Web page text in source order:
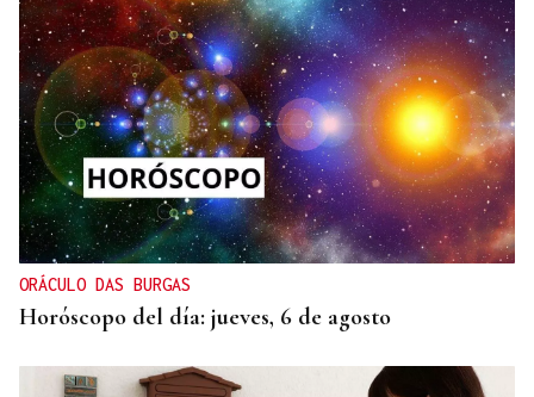
ORÁCULO DAS BURGAS
Horóscopo del día: jueves, 6 de agosto